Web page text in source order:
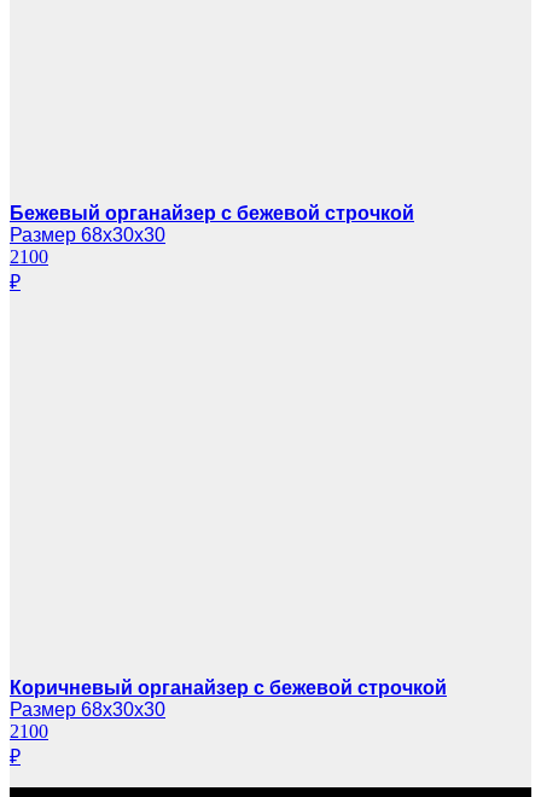
Бежевый органайзер с бежевой строчкой
Размер 68х30х30
2100
₽
Коричневый органайзер с бежевой строчкой
Размер 68х30х30
2100
₽